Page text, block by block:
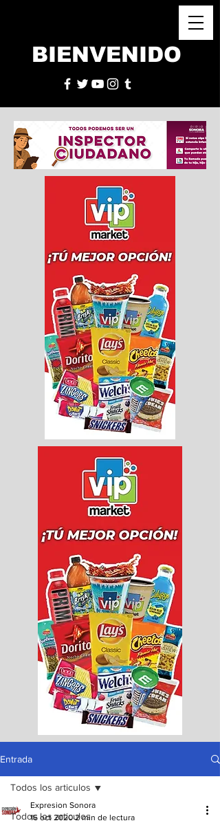
BIENVENIDO
Entrada
Todos los articulos
Todos los articulos
Expresion Sonora
16 oct 2020 2 min de lectura